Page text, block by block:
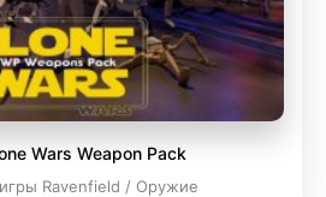
Wars Weapon Pack
Ravenfield / Оружие